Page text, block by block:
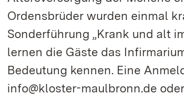
Ordensbrüder wurden einmal
Sonderführung „Krank und alt
lernen die Gäste das
Bedeutung kennen. Eine
info@kloster-maulbronn.de